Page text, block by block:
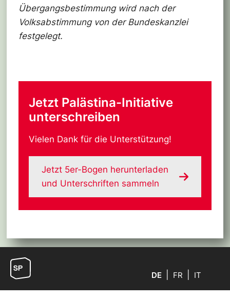
Übergangsbestimmung wird nach der
Volksabstimmung von der Bundeskanzlei
festgelegt.
Jetzt Palästina-Initiative
unterschreiben
Vielen Dank für die Unterstützung!
Jetzt 5er-Bogen herunterladen
und Unterschriften sammeln
DE FR IT